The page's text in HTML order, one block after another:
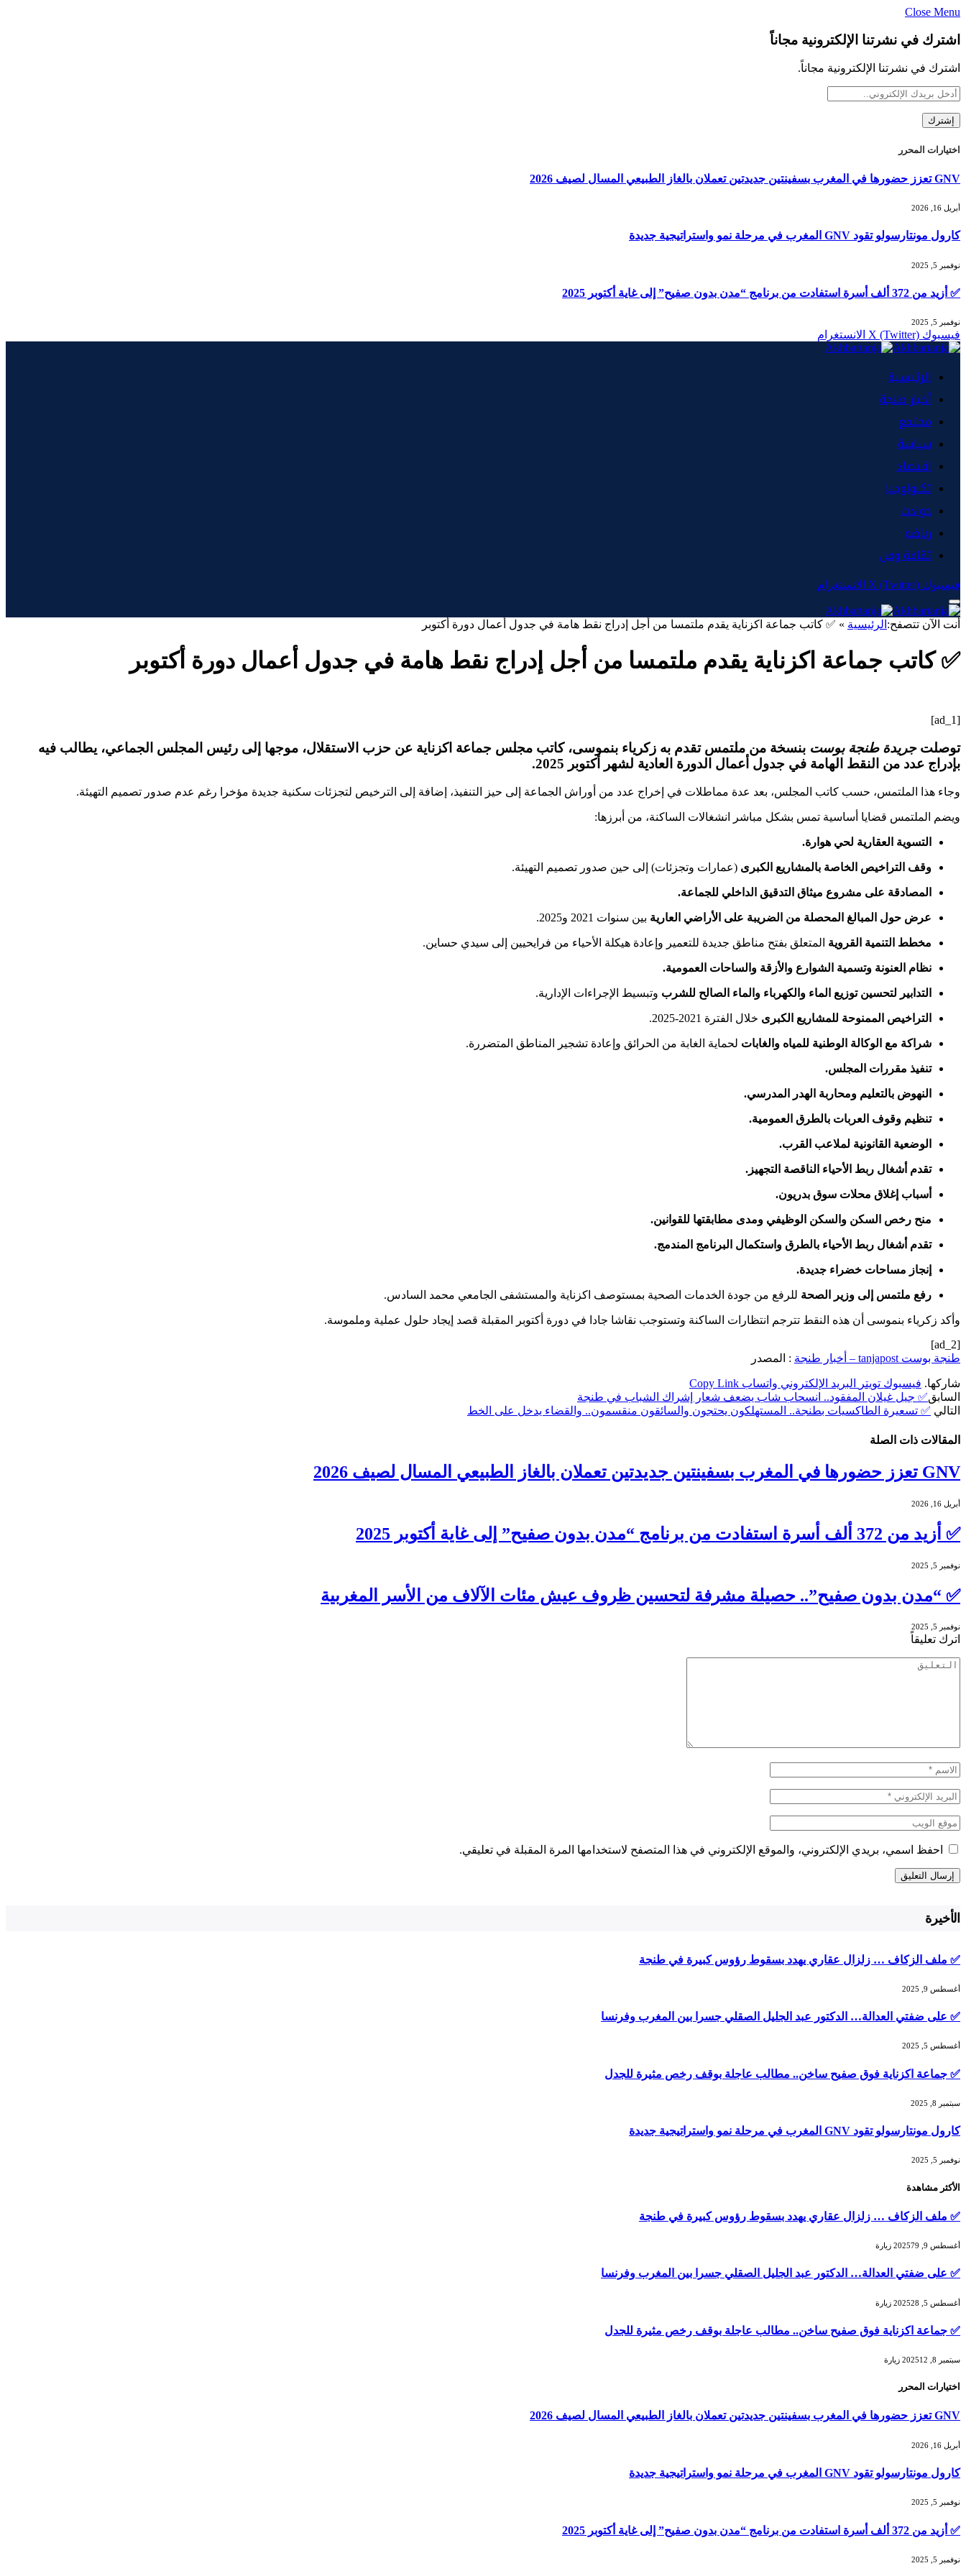
Close Menu
اشترك في نشرتنا الإلكترونية مجاناً
اشترك في نشرتنا الإلكترونية مجاناً.
اختيارات المحرر
GNV تعزز حضورها في المغرب بسفينتين جديدتين تعملان بالغاز الطبيعي المسال لصيف 2026
أبريل 16, 2026
كارول مونتارسولو تقود GNV المغرب في مرحلة نمو واستراتيجية جديدة
نوفمبر 5, 2025
✅ أزيد من 372 ألف أسرة استفادت من برنامج “مدن بدون صفيح” إلى غاية أكتوبر 2025
نوفمبر 5, 2025
فيسبوك X (Twitter) الانستغرام
الرئيسية
أخبار طنجة
مجتمع
سياسة
اقتصاد
تكنولوجيا
حوادث
رياضة
ثقافة وفن
فيسبوك X (Twitter) الانستغرام
أنت الآن تتصفح: الرئيسية » ✅ كاتب جماعة اكزناية يقدم ملتمسا من أجل إدراج نقط هامة في جدول أعمال دورة أكتوبر
✅ كاتب جماعة اكزناية يقدم ملتمسا من أجل إدراج نقط هامة في جدول أعمال دورة أكتوبر
[ad_1]
توصلتجريدة طنجة بوست بنسخة من ملتمس تقدم به زكرياء بنموسى، كاتب مجلس جماعة اكزناية عن حزب الاستقلال، موجها إلى رئيس المجلس الجماعي، يطالب فيه
بإدراج عدد من النقط الهامة في جدول أعمال الدورة العادية لشهر أكتوبر 2025.
وجاء هذا الملتمس، حسب كاتب المجلس، بعد عدة مماطلات في إخراج عدد من أوراش الجماعة إلى حيز التنفيذ، إضافة إلى الترخيص لتجزئات سكنية جديدة مؤخرا رغم عدم صدور تصميم التهيئة.
ويضم الملتمس قضايا أساسية تمس بشكل مباشر انشغالات الساكنة، من أبرزها:
التسوية العقارية لحي هوارة.
وقف التراخيص الخاصة بالمشاريع الكبرى (عمارات وتجزئات) إلى حين صدور تصميم التهيئة.
المصادقة على مشروع ميثاق التدقيق الداخلي للجماعة.
عرض حول المبالغ المحصلة من الضريبة على الأراضي العارية بين سنوات 2021 و2025.
مخطط التنمية القروية المتعلق بفتح مناطق جديدة للتعمير وإعادة هيكلة الأحياء من فرايحيين إلى سيدي حساين.
نظام العنونة وتسمية الشوارع والأزقة والساحات العمومية.
التدابير لتحسين توزيع الماء والكهرباء والماء الصالح للشرب وتبسيط الإجراءات الإدارية.
التراخيص الممنوحة للمشاريع الكبرى خلال الفترة 2021-2025.
شراكة مع الوكالة الوطنية للمياه والغابات لحماية الغابة من الحرائق وإعادة تشجير المناطق المتضررة.
تنفيذ مقررات المجلس.
النهوض بالتعليم ومحاربة الهدر المدرسي.
تنظيم وقوف العربات بالطرق العمومية.
الوضعية القانونية لملاعب القرب.
تقدم أشغال ربط الأحياء الناقصة التجهيز.
أسباب إغلاق محلات سوق بدريون.
منح رخص السكن والسكن الوظيفي ومدى مطابقتها للقوانين.
تقدم أشغال ربط الأحياء بالطرق واستكمال البرنامج المندمج.
إنجاز مساحات خضراء جديدة.
رفع ملتمس إلى وزير الصحة للرفع من جودة الخدمات الصحية بمستوصف اكزناية والمستشفى الجامعي محمد السادس.
وأكد زكرياء بنموسى أن هذه النقط تترجم انتظارات الساكنة وتستوجب نقاشا جادا في دورة أكتوبر المقبلة قصد إيجاد حلول عملية وملموسة.
[ad_2]
طنجة بوست tanjapost – أخبار طنجة
: المصدر
شاركها. فيسبوك تويتر البريد الإلكتروني واتساب Copy Link
السابق✅ جيل غيلان المفقود.. انسحاب شاب يضعف شعار إشراك الشباب في طنجة
التالي ✅ تسعيرة الطاكسيات بطنجة.. المستهلكون يحتجون والسائقون منقسمون.. والقضاء يدخل على الخط
المقالات ذات الصلة
GNV تعزز حضورها في المغرب بسفينتين جديدتين تعملان بالغاز الطبيعي المسال لصيف 2026
أبريل 16, 2026
✅ أزيد من 372 ألف أسرة استفادت من برنامج “مدن بدون صفيح” إلى غاية أكتوبر 2025
نوفمبر 5, 2025
✅ “مدن بدون صفيح”.. حصيلة مشرفة لتحسين ظروف عيش مئات الآلاف من الأسر المغربية
نوفمبر 5, 2025
اترك تعليقاً
احفظ اسمي، بريدي الإلكتروني، والموقع الإلكتروني في هذا المتصفح لاستخدامها المرة المقبلة في تعليقي.
الأخيرة
✅ ملف الزكاف … زلزال عقاري يهدد بسقوط رؤوس كبيرة في طنجة
أغسطس 9, 2025
✅ على ضفتي العدالة… الدكتور عبد الجليل الصقلي جسرا بين المغرب وفرنسا
أغسطس 5, 2025
✅ جماعة اكزناية فوق صفيح ساخن.. مطالب عاجلة بوقف رخص مثيرة للجدل
سبتمبر 8, 2025
كارول مونتارسولو تقود GNV المغرب في مرحلة نمو واستراتيجية جديدة
نوفمبر 5, 2025
الأكثر مشاهدة
✅ ملف الزكاف … زلزال عقاري يهدد بسقوط رؤوس كبيرة في طنجة
أغسطس 9, 2025 79 زيارة
✅ على ضفتي العدالة… الدكتور عبد الجليل الصقلي جسرا بين المغرب وفرنسا
أغسطس 5, 2025 28 زيارة
✅ جماعة اكزناية فوق صفيح ساخن.. مطالب عاجلة بوقف رخص مثيرة للجدل
سبتمبر 8, 2025 12 زيارة
اختيارات المحرر
GNV تعزز حضورها في المغرب بسفينتين جديدتين تعملان بالغاز الطبيعي المسال لصيف 2026
أبريل 16, 2026
كارول مونتارسولو تقود GNV المغرب في مرحلة نمو واستراتيجية جديدة
نوفمبر 5, 2025
✅ أزيد من 372 ألف أسرة استفادت من برنامج “مدن بدون صفيح” إلى غاية أكتوبر 2025
نوفمبر 5, 2025